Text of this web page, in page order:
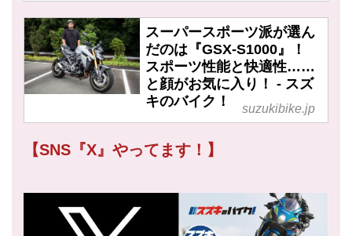
スーパースポーツ派が選ん
だのは『GSX-S1000』！
スポーツ性能と快適性……
と顔がお気に入り！ - スズ
キのバイク！
suzukibike.jp
【SNS『X』やってます！】